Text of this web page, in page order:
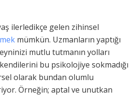
ilerledikçe gelen zihinsel
mümkün. Uzmanların yaptığı
mutlu tutmanın yolları
bu psikolojiye sokmadığı
olarak bundan olumlu
Örneğin; aptal ve unutkan